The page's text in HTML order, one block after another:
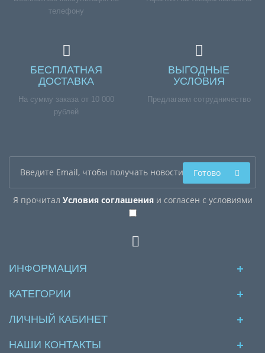
телефону
БЕСПЛАТНАЯ
ДОСТАВКА
На сумму заказа от 10 000
рублей
ВЫГОДНЫЕ
УСЛОВИЯ
Предлагаем сотрудничество
Я прочитал Условия соглашенияи согласен с условиями
Готово
ИНФОРМАЦИЯ
КАТЕГОРИИ
ЛИЧНЫЙ КАБИНЕТ
НАШИ КОНТАКТЫ